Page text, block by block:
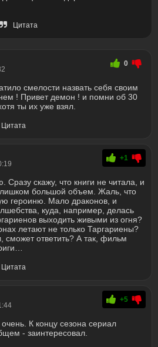
Цитата
0
смелости назвать себя своим
! Привет демон ! и помни об 30
ты их уже взял.
Цитата
+1
Сразу скажу, что книги не читала, и
большой объем. Жаль, что
героиню. Мало драконов, и
куда, например, делась
выходить живыми из огня?
летают не только Таргариены?
сможет ответить? А так, фильм
Цитата
+5
К концу сезона сериал
- заинтересовал.